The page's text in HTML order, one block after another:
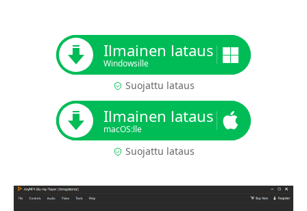
Ilmainen lataus
Windowsille
Suojattu lataus
Ilmainen lataus
macOS:lle
Suojattu lataus